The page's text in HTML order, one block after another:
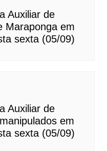
Auxiliar de
Maraponga em
sexta (05/09)
Auxiliar de
em
sexta (05/09)